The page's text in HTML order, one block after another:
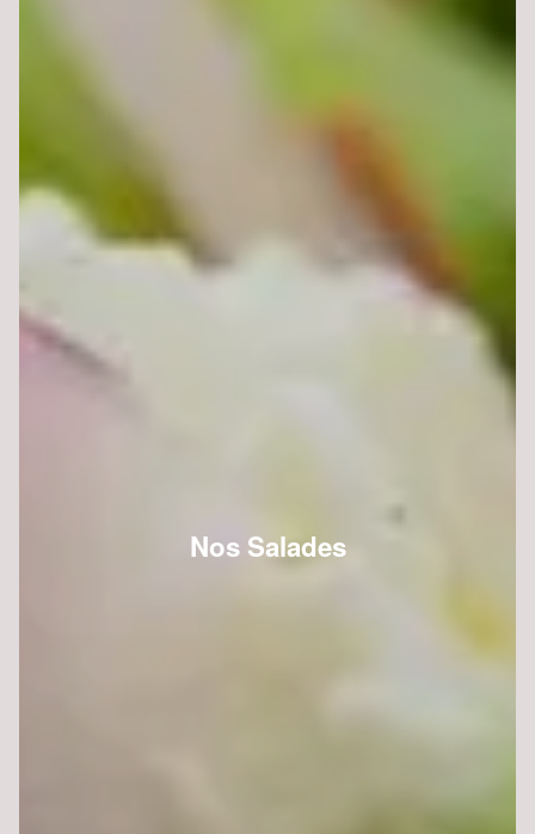
Nos Salades